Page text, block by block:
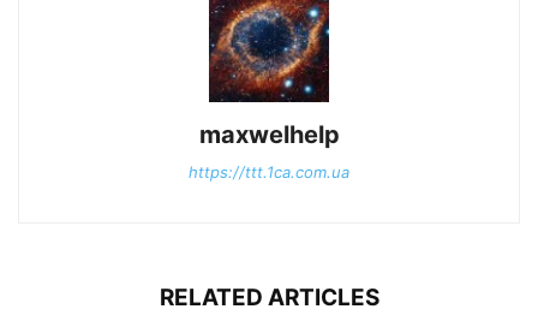
maxwelhelp
https://ttt.1ca.com.ua
RELATED ARTICLES